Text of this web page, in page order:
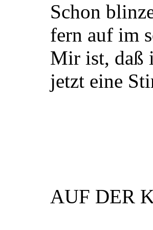
Schon
fern auf im
Mir ist, daß
jetzt eine
AUF DER